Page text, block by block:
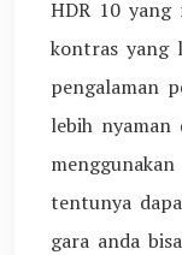
HDR 10 yang
kontras yang
pengalaman
lebih nyaman
tentunya
gara anda